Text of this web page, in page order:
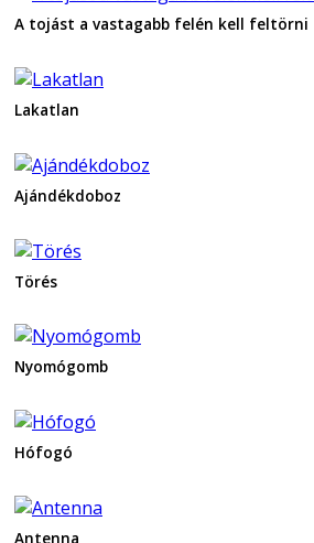
A tojást a vastagabb felén kell feltörni
Lakatlan
Ajándékdoboz
Törés
Nyomógomb
Hófogó
Antenna